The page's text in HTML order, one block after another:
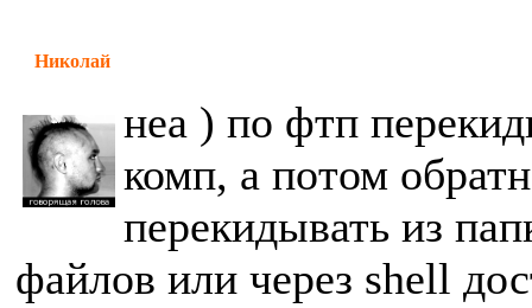
Николай
неа ) по фтп
комп, а потом
перекидывать из
файлов или через shell